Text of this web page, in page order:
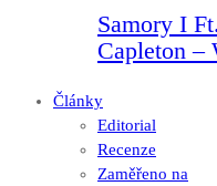
Samory I
Capleton –
Články
Editorial
Recenze
Zaměřeno na